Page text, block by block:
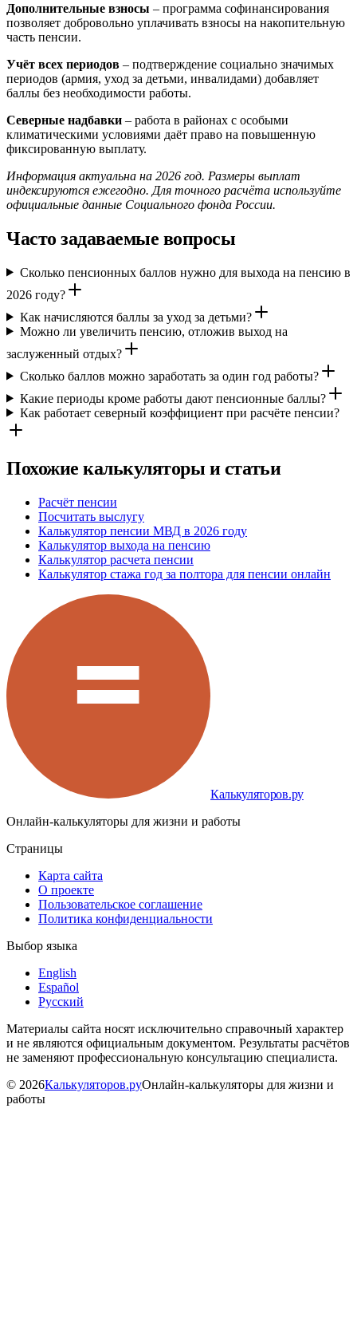
Дополнительные взносы – программа софинансирования
позволяет добровольно уплачивать взносы на накопительную
часть пенсии.
Учёт всех периодов – подтверждение социально значимых
периодов (армия, уход за детьми, инвалидами) добавляет
баллы без необходимости работы.
Северные надбавки – работа в районах с особыми
климатическими условиями даёт право на повышенную
фиксированную выплату.
Информация актуальна на 2026 год. Размеры выплат
индексируются ежегодно. Для точного расчёта используйте
официальные данные Социального фонда России.
Часто задаваемые вопросы
Сколько пенсионных баллов нужно для выхода на пенсию в
2026 году?
Как начисляются баллы за уход за детьми?
Можно ли увеличить пенсию, отложив выход на
заслуженный отдых?
Сколько баллов можно заработать за один год работы?
Какие периоды кроме работы дают пенсионные баллы?
Как работает северный коэффициент при расчёте пенсии?
Похожие калькуляторы и статьи
Расчёт пенсии
Посчитать выслугу
Калькулятор пенсии МВД в 2026 году
Калькулятор выхода на пенсию
Калькулятор расчета пенсии
Калькулятор стажа год за полтора для пенсии онлайн
Калькуляторов.ру
Онлайн-калькуляторы для жизни и работы
Страницы
Карта сайта
О проекте
Пользовательское соглашение
Политика конфиденциальности
Выбор языка
English
Español
Русский
Материалы сайта носят исключительно справочный характер
и не являются официальным документом. Результаты расчётов
не заменяют профессиональную консультацию специалиста.
© 2026Калькуляторов.руОнлайн-калькуляторы для жизни и
работы